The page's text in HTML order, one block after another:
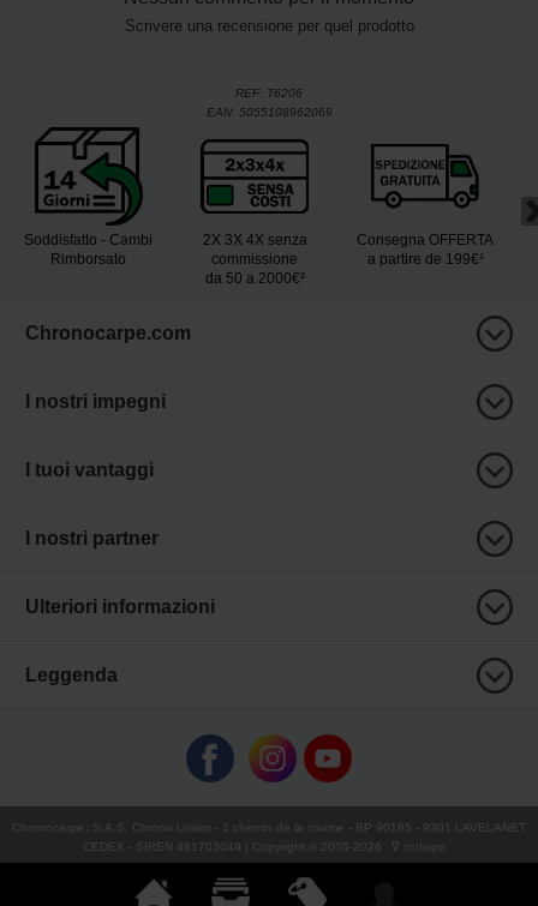
Scrivere una recensione per quel prodotto
REF: T6206
EAN: 5055108962069
Soddisfatto - Cambi
Rimborsato
2X 3X 4X senza
commissione
da 50 a 2000€²
Consegna OFFERTA
a partire de 199€¹
Chronocarpe.com
I nostri impegni
I tuoi vantaggi
I nostri partner
Ulteriori informazioni
Leggenda
Chronocarpe : S.A.S. Chrono Loisirs - 1 chemin de la coume - BP 90185 - 9301 LAVELANET
CEDEX - SIREN 481703049 | Copyright © 2005-2026 ∇ ccdispo